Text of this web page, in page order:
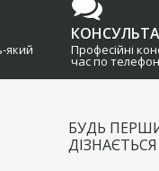
який Професійні
час по
БУДЬ